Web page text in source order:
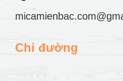
Chỉ đường